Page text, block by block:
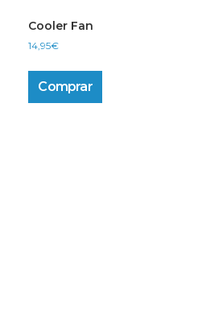
Cooler Fan
14,95€
Comprar